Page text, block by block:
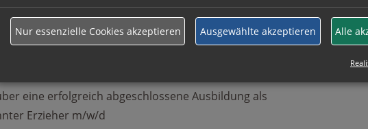
Gesamtüberblick über die Gruppe und behalten
Blick auf jedes Kind
eine erfolgreich abgeschlossene Ausbildung als
Erzieher m/w/d
Nur essenzielle Cookies akzeptieren Ausgewählte akzeptieren Alle